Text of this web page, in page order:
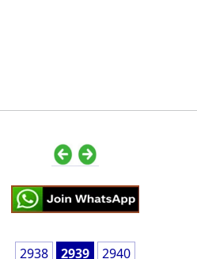
2938 2939 2940